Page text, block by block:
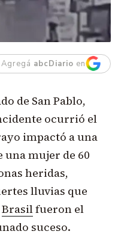
Agregá abcDiario en
de San Pablo,
ocurrió el
impactó a una
mujer de 60
heridas,
lluvias que
Brasilfueron el
suceso.